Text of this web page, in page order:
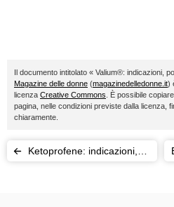
Il documento intitolato « Valium®: indicazioni,
Magazine delle donne (magazinedelledonne.it)
licenza Creative Commons . È possibile
pagina, nelle condizioni previste dalla licenza,
chiaramente.
Ketoprofene: indicazioni,